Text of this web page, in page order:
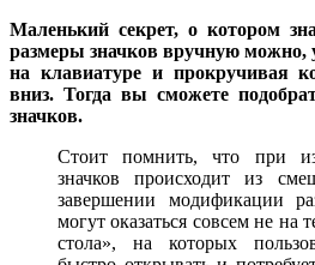
Маленький секрет, о котором
размеры значков вручную
на клавиатуре и прокручивая
вниз. Тогда вы сможете
значков.
Стоит помнить, что при
значков происходит из
завершении модификации
могут оказаться совсем не на
стола», на которых